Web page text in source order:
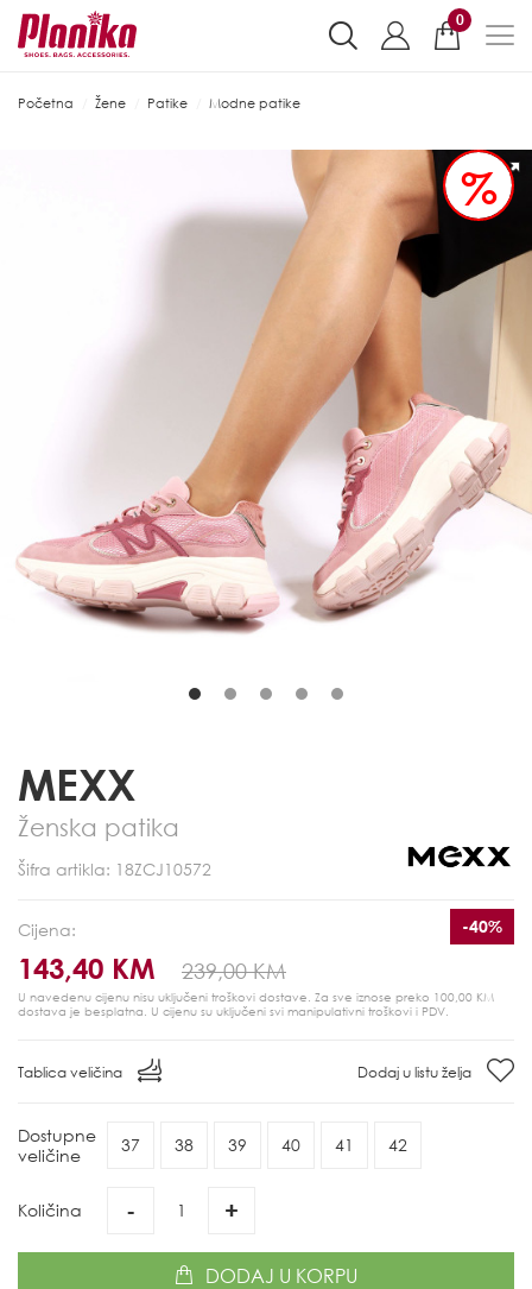
0
Početna Žene Patike Modne patike
%
MEXX
Ženska patika
Šifra artikla: 18ZCJ10572
Cijena:
143,40 KM 239,00 KM
-40%
U navedenu cijenu nisu uključeni troškovi dostave. Za sve iznose preko 100,00 KM
dostava je besplatna. U cijenu su uključeni svi manipulativni troškovi i PDV.
Tablica veličina Dodaj u listu želja
Dostupne
veličine
37 38 39 40 41 42
Količina - +
DODAJ U KORPU